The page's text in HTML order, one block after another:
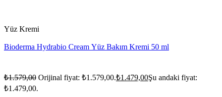
Yüz Kremi
Bioderma Hydrabio Cream Yüz Bakım Kremi 50 ml
₺1.579,00 Orijinal fiyat: ₺1.579,00.₺1.479,00Şu andaki fiyat:
₺1.479,00.